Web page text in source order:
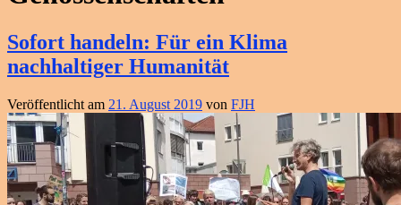
Sofort handeln: Für ein Klima
nachhaltiger Humanität
Veröffentlicht am 21. August 2019 von FJH